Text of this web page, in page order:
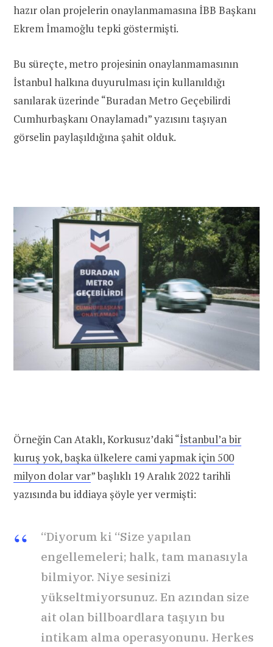
hazır olan projelerin onaylanmamasına İBB Başkanı
Ekrem İmamoğlu tepki göstermişti.
Bu süreçte, metro projesinin onaylanmamasının
İstanbul halkına duyurulması için kullanıldığı
sanılarak üzerinde “Buradan Metro Geçebilirdi
Cumhurbaşkanı Onaylamadı” yazısını taşıyan
görselin paylaşıldığına şahit olduk.
Örneğin Can Ataklı, Korkusuz’daki “İstanbul’a bir
kuruş yok, başka ülkelere cami yapmak için 500
milyon dolar var” başlıklı 19 Aralık 2022 tarihli
yazısında bu iddiaya şöyle yer vermişti:
“Diyorum ki “Size yapılan
engellemeleri; halk, tam manasıyla
bilmiyor. Niye sesinizi
yükseltmiyorsunuz. En azından size
ait olan billboardlara taşıyın bu
intikam alma operasyonunu. Herkes